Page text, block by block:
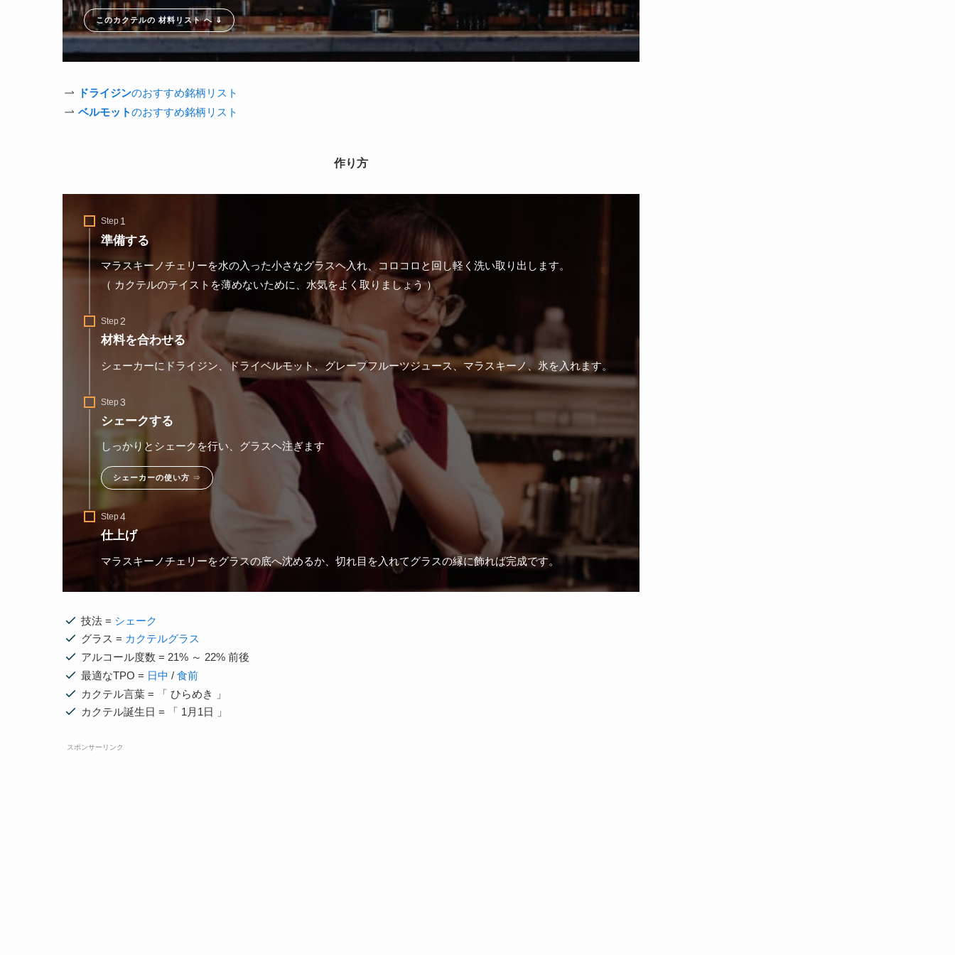
このカクテルの 材料リスト へ ⇓
ドライジンのおすすめ銘柄リスト
ベルモットのおすすめ銘柄リスト
作り方
Step
準備する
マラスキーノチェリーを水の入った小さなグラスヘ入れ、コロコロと回し軽く洗い取り出します。
（ カクテルのテイストを薄めないために、水気をよく取りましょう ）
Step
材料を合わせる
シェーカーにドライジン、ドライベルモット、グレープフルーツジュース、マラスキーノ、氷を入れます。
Step
シェークする
しっかりとシェークを行い、グラスヘ注ぎます
シェーカーの使い方 ⇒
Step
仕上げ
マラスキーノチェリーをグラスの底へ沈めるか、切れ目を入れてグラスの縁に飾れば完成です。
技法 = シェーク
グラス = カクテルグラス
アルコール度数 = 21% ～ 22% 前後
最適なTPO = 日中 /食前
カクテル言葉 = 「 ひらめき 」
カクテル誕生日 = 「 1月1日 」
スポンサーリンク